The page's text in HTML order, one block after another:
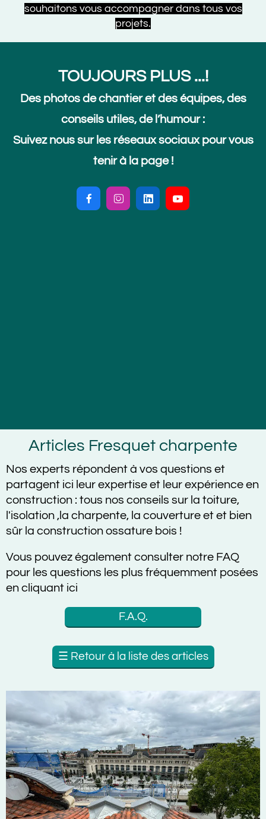
souhaitons vous accompagner dans tous vos
projets.
TOUJOURS PLUS ...!
Des photos de chantier et des équipes, des
conseils utiles, de l’humour :
Suivez nous sur les réseaux sociaux pour vous
tenir à la page !
   
Articles Fresquet charpente
Nos experts répondent à vos questions et
partagent ici leur expertise et leur expérience en
construction : tous nos conseils sur la toiture,
l'isolation ,la charpente, la couverture et et bien
sûr la construction ossature bois !
Vous pouvez également consulter notre FAQ
pour les questions les plus fréquemment posées
en cliquant ici
F.A.Q.
☰ Retour à la liste des articles